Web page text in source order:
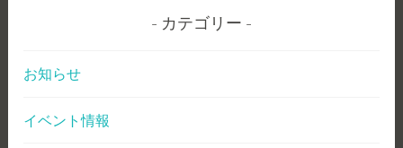
カテゴリー
お知らせ
イベント情報